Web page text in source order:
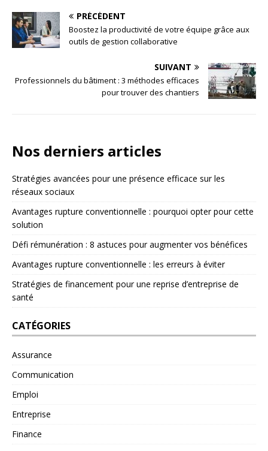
PRÉCÉDENT
Boostez la productivité de votre équipe grâce aux
outils de gestion collaborative
SUIVANT
Professionnels du bâtiment : 3 méthodes efficaces
pour trouver des chantiers
Nos derniers articles
Stratégies avancées pour une présence efficace sur les
réseaux sociaux
Avantages rupture conventionnelle : pourquoi opter pour cette
solution
Défi rémunération : 8 astuces pour augmenter vos bénéfices
Avantages rupture conventionnelle : les erreurs à éviter
Stratégies de financement pour une reprise d’entreprise de
santé
CATÉGORIES
Assurance
Communication
Emploi
Entreprise
Finance